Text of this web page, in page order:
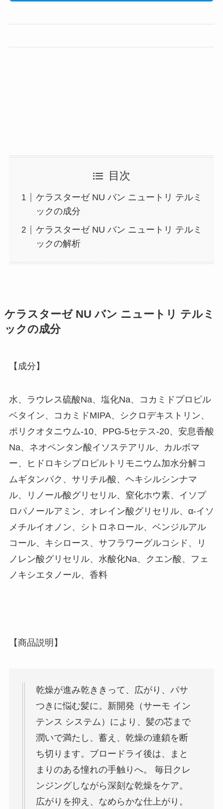
目次
ケラスターゼ NU バン ニュートリ テルミ
ックの成分
ケラスターゼ NU バン ニュートリ テルミ
ックの解析
ケラスターゼ NU バン ニュートリ テルミ
ックの成分
【成分】
水、ラウレス硫酸Na、塩化Na、コカミドプロピル
ベタイン、コカミドMIPA、シクロデキストリン、
ポリクオタニウム-10、PPG-5セテス-20、安息香酸
Na、ネオペンタン酸イソステアリル、カルボマ
ー、ヒドロキシプロピルトリモニウム加水分解コ
ムギタンパク、サリチル酸、ヘキシルシンナマ
ル、リノール酸グリセリル、窒化ホウ素、イソプ
ロパノールアミン、オレイン酸グリセリル、α-イソ
メチルイオノン、シトロネロール、ベンジルアル
コール、キシロース、サフラワーグルコシド、リ
ノレン酸グリセリル、水酸化Na、クエン酸、フェ
ノキシエタノール、香料
【商品説明】
乾燥が進み乾ききって、広がり、パサ
つきに悩む髪に。新開発（サーモ イン
テンス システム）により、髪の芯まで
潤いで満たし、蓄え、乾燥の連鎖を断
ち切ります。ブロードライ後は、まと
まりのある憧れの手触りへ。 毎日クレ
ンジングしながら深刻な乾燥をケア。
広がりを抑え、なめらかな仕上がり。